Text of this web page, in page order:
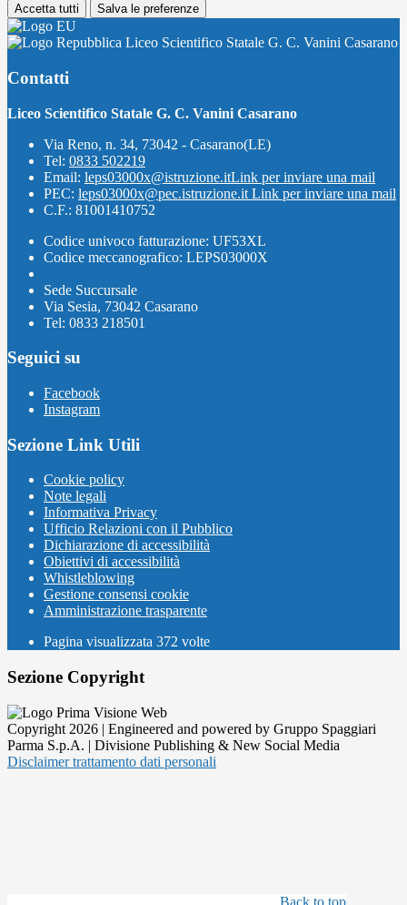
Accetta tutti Salva le preferenze
Liceo Scientifico Statale G. C. Vanini Casarano
Contatti
Liceo Scientifico Statale G. C. Vanini Casarano
Via Reno, n. 34, 73042 - Casarano(LE)
Tel: 0833 502219
Email: leps03000x@istruzione.itLink per inviare una mail
PEC: leps03000x@pec.istruzione.it Link per inviare una mail
C.F.: 81001410752
Codice univoco fatturazione: UF53XL
Codice meccanografico: LEPS03000X
Sede Succursale
Via Sesia, 73042 Casarano
Tel: 0833 218501
Seguici su
Facebook
Instagram
Sezione Link Utili
Cookie policy
Note legali
Informativa Privacy
Ufficio Relazioni con il Pubblico
Dichiarazione di accessibilità
Obiettivi di accessibilità
Whistleblowing
Gestione consensi cookie
Amministrazione trasparente
Pagina visualizzata 372 volte
Sezione Copyright
Copyright 2026 | Engineered and powered by Gruppo Spaggiari
Parma S.p.A. | Divisione Publishing & New Social Media
Disclaimer trattamento dati personali
Back to top